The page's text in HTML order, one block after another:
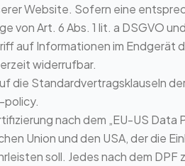
Website. Sofern eine
von Art. 6 Abs. 1 lit. a DSGVO
auf Informationen im Endgerät
widerrufbar.
die Standardvertragsklauseln
.
nach dem „EU-US Data
Union und den USA, der die
soll. Jedes nach dem